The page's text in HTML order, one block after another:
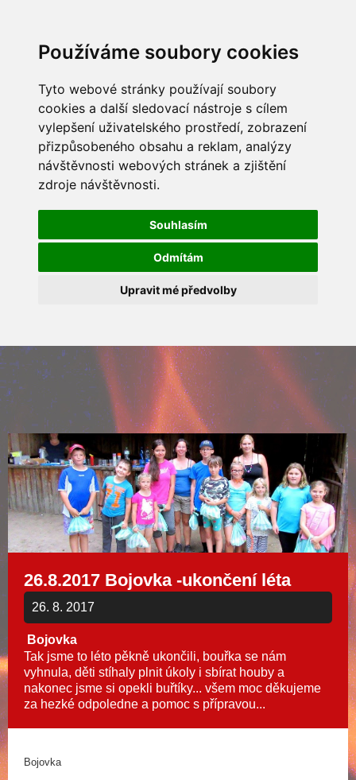
Používáme soubory cookies
Tyto webové stránky používají soubory
cookies a další sledovací nástroje s cílem
vylepšení uživatelského prostředí, zobrazení
přizpůsobeného obsahu a reklam, analýzy
návštěvnosti webových stránek a zjištění
zdroje návštěvnosti.
Souhlasím
Odmítám
Upravit mé předvolby
26.8.2017 Bojovka -ukončení léta
26. 8. 2017
Bojovka
Tak jsme to léto pěkně ukončili, bouřka se nám
vyhnula, děti stíhaly plnit úkoly i sbírat houby a
nakonec jsme si opekli buřtíky... všem moc děkujeme
za hezké odpoledne a pomoc s přípravou...
Bojovka